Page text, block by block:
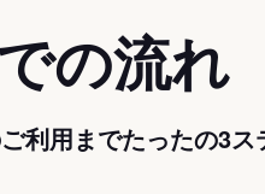
の流れ
利用までたったの3ス